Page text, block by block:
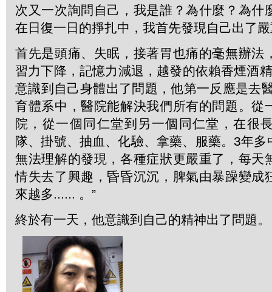
次又一次詢問自己，我是誰？為什麼？為什
在日復一日的掙扎中，我首先發現自己出了
首先是頭痛、失眠，接著胃也痛的毫無辦法
習力下降，記憶力減退，越發的依賴香煙
意識到自己身體出了問題，他第一反應是去
育體系中，醫院能解決我們所有的問題。從
院，從一個同仁堂到另一個同仁堂，在很
隊、掛號、抽血、化驗、拿藥、服藥。3年
無法理解的發現，各種症狀更嚴重了，每天
情失去了興趣，昏昏沉沉，脾氣由暴躁變成
來越多...... 。”
終於有一天，他意識到自己的精神出了問題。